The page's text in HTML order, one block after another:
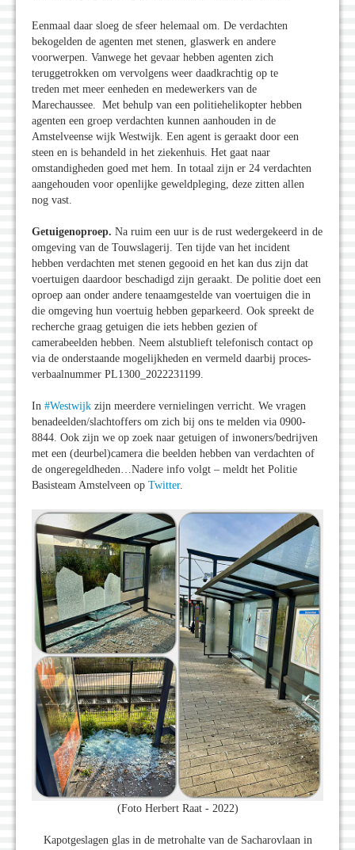
Eenmaal daar sloeg de sfeer helemaal om. De verdachten
bekogelden de agenten met stenen, glaswerk en andere
voorwerpen. Vanwege het gevaar hebben agenten zich
teruggetrokken om vervolgens weer daadkrachtig op te
treden met meer eenheden en medewerkers van de
Marechaussee. Met behulp van een politiehelikopter hebben
agenten een groep verdachten kunnen aanhouden in de
Amstelveense wijk Westwijk. Een agent is geraakt door een
steen en is behandeld in het ziekenhuis. Het gaat naar
omstandigheden goed met hem. In totaal zijn er 24 verdachten
aangehouden voor openlijke geweldpleging, deze zitten allen
nog vast.
Getuigenoproep. Na ruim een uur is de rust wedergekeerd in de
omgeving van de Touwslagerij. Ten tijde van het incident
hebben verdachten met stenen gegooid en het kan dus zijn dat
voertuigen daardoor beschadigd zijn geraakt. De politie doet een
oproep aan onder andere tenaamgestelde van voertuigen die in
die omgeving hun voertuig hebben geparkeerd. Ook spreekt de
recherche graag getuigen die iets hebben gezien of
camerabeelden hebben. Neem alstublieft telefonisch contact op
via de onderstaande mogelijkheden en vermeld daarbij proces-
verbaalnummer PL1300_2022231199.
In #Westwijk zijn meerdere vernielingen verricht. We vragen
benadeelden/slachtoffers om zich bij ons te melden via 0900-
8844. Ook zijn we op zoek naar getuigen of inwoners/bedrijven
met een (deurbel)camera die beelden hebben van verdachten of
de ongeregeldheden…Nadere info volgt – meldt het Politie
Basisteam Amstelveen op Twitter.
(Foto Herbert Raat - 2022)
Kapotgeslagen glas in de metrohalte van de Sacharovlaan in